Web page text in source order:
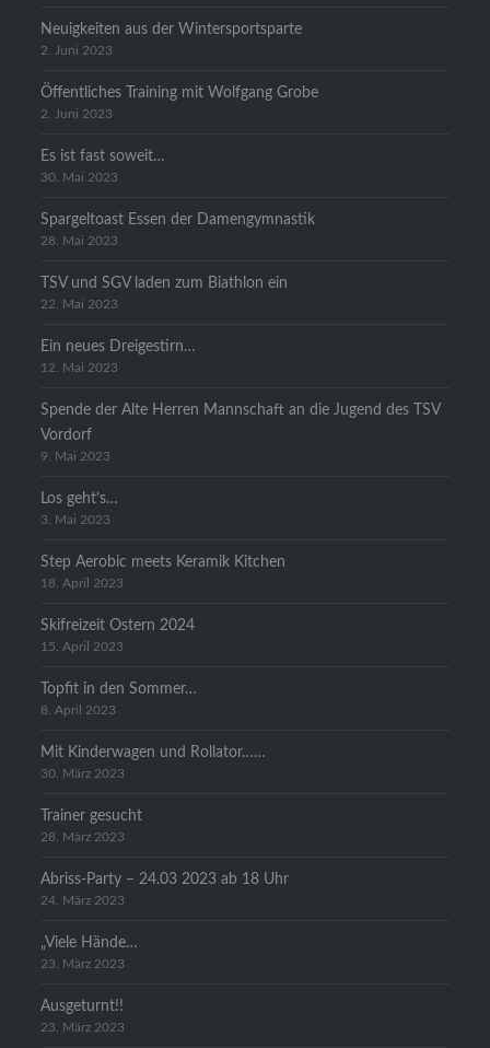
Neuigkeiten aus der Wintersportsparte
2. Juni 2023
Öffentliches Training mit Wolfgang Grobe
2. Juni 2023
Es ist fast soweit…
30. Mai 2023
Spargeltoast Essen der Damengymnastik
28. Mai 2023
TSV und SGV laden zum Biathlon ein
22. Mai 2023
Ein neues Dreigestirn…
12. Mai 2023
Spende der Alte Herren Mannschaft an die Jugend des TSV
Vordorf
9. Mai 2023
Los geht’s…
3. Mai 2023
Step Aerobic meets Keramik Kitchen
18. April 2023
Skifreizeit Ostern 2024
15. April 2023
Topfit in den Sommer…
8. April 2023
Mit Kinderwagen und Rollator……
30. März 2023
Trainer gesucht
28. März 2023
Abriss-Party – 24.03 2023 ab 18 Uhr
24. März 2023
„Viele Hände…
23. März 2023
Ausgeturnt!!
23. März 2023